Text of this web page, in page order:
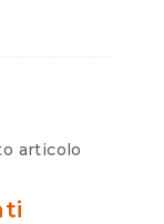
articolo